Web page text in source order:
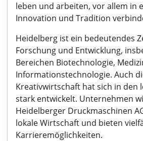
leben und arbeiten, vor allem in
Innovation und Tradition
Heidelberg ist ein bedeutendes
Forschung und Entwicklung,
Bereichen Biotechnologie,
Informationstechnologie. Auch
Kreativwirtschaft hat sich in den
stark entwickelt. Unternehmen
Heidelberger Druckmaschinen
lokale Wirtschaft und bieten
Karrieremöglichkeiten.